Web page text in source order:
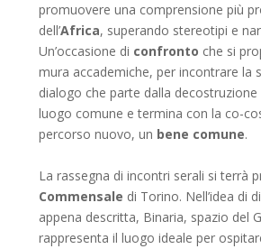
promuovere una comprensione più
dell’Africa, superando stereotipi e
Un’occasione di confronto che si
mura accademiche, per incontrare la
dialogo che parte dalla
luogo comune e termina con la co-
percorso nuovo, un bene comune.
La rassegna di incontri serali si terrà
Commensale di Torino. Nell’idea di
appena descritta, Binaria, spazio del
rappresenta il luogo ideale per